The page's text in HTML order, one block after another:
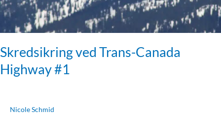
Skredsikring ved Trans-Canada
Highway #1
Nicole Schmid